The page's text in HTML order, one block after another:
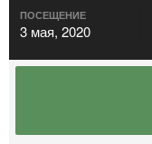
ПОСЕЩЕНИЕ
3 мая, 2020